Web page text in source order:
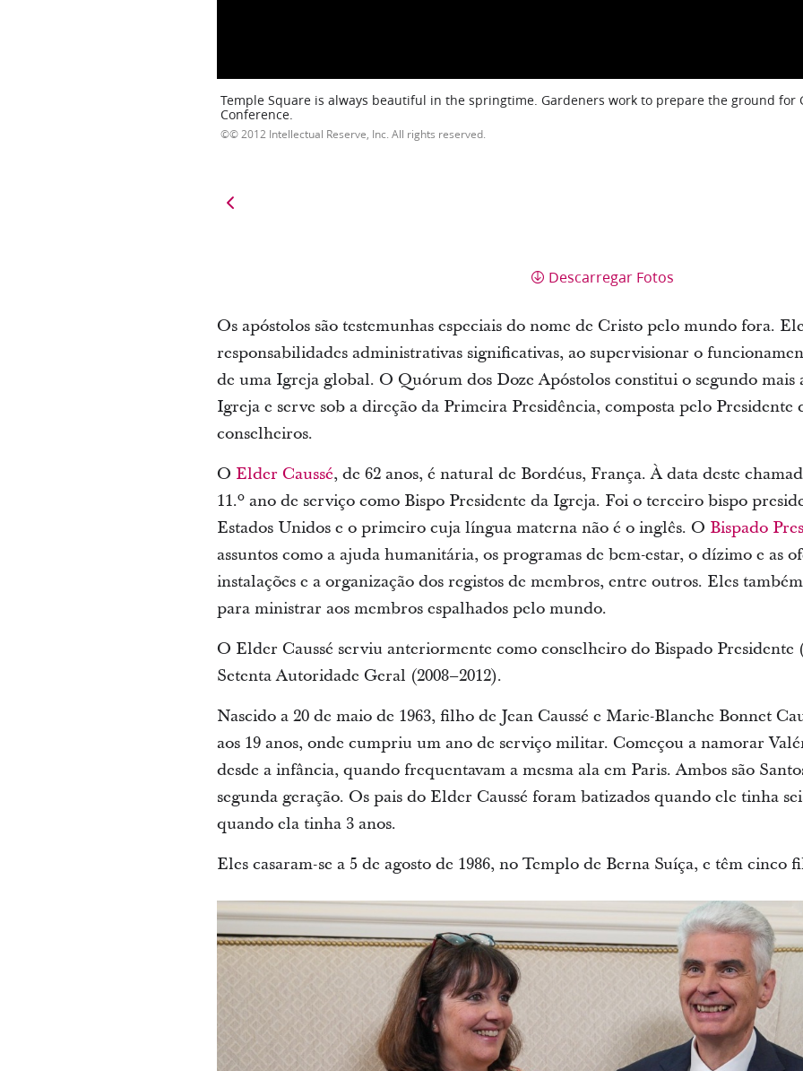
Temple Square is always beautiful in the springtime. Gardeners work to prepare the ground for
Conference.
© 2012 Intellectual Reserve, Inc. All rights reserved.
Descarregar Fotos
Os apóstolos são testemunhas especiais do nome de Cristo pelo mundo fora.
responsabilidades administrativas significativas, ao supervisionar o
de uma Igreja global. O Quórum dos Doze Apóstolos constitui o segundo
Igreja e serve sob a direção da Primeira Presidência, composta pelo Presidente
conselheiros.
O Elder Caussé, de 62 anos, é natural de Bordéus, França. À data deste
11.º ano de serviço como Bispo Presidente da Igreja. Foi o terceiro bispo
Estados Unidos e o primeiro cuja língua materna não é o inglês. O Bispado
assuntos como a ajuda humanitária, os programas de bem-estar, o dízimo e as
instalações e a organização dos registos de membros, entre outros. Eles
para ministrar aos membros espalhados pelo mundo.
O Elder Caussé serviu anteriormente como conselheiro do Bispado Presidente
Setenta Autoridade Geral (2008–2012).
Nascido a 20 de maio de 1963, filho de Jean Caussé e Marie-Blanche Bonnet
aos 19 anos, onde cumpriu um ano de serviço militar. Começou a namorar
desde a infância, quando frequentavam a mesma ala em Paris. Ambos são
segunda geração. Os pais do Elder Caussé foram batizados quando ele tinha
quando ela tinha 3 anos.
Eles casaram-se a 5 de agosto de 1986, no Templo de Berna Suíça, e têm cinco